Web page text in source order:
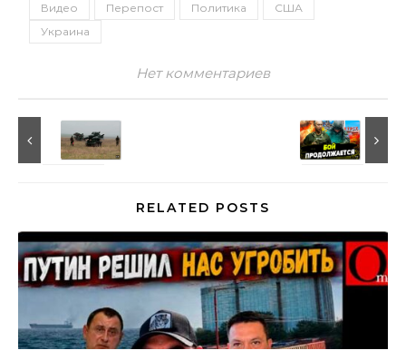
Видео Перепост Политика
США
Украина
Нет комментариев
RELATED POSTS